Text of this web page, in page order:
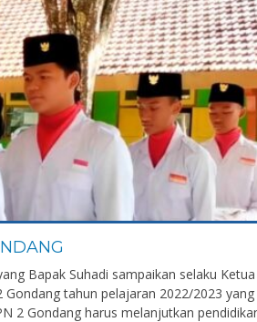
Bapak Suhadi sampaikan selaku Ketua
tahun pelajaran 2022/2023 yang
2 Gondang harus melanjutkan